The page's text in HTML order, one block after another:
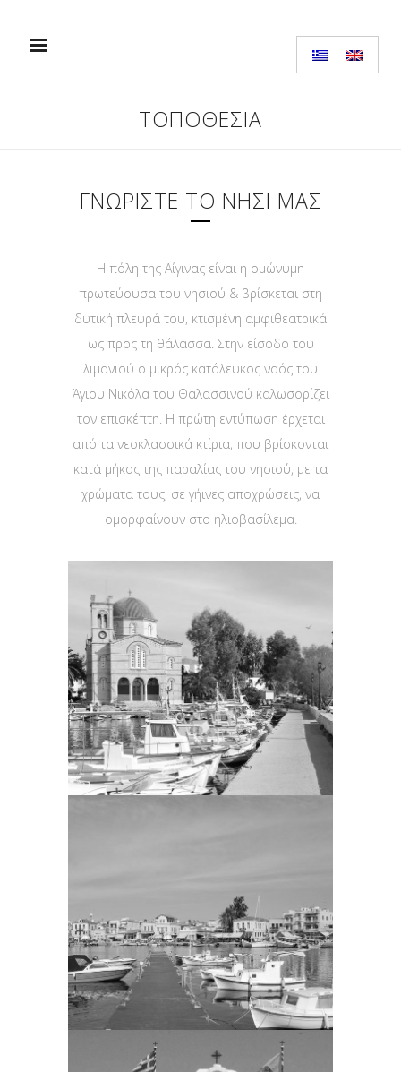
ΤΟΠΟΘΕΣΙΑ
ΓΝΩΡΙΣΤΕ ΤΟ ΝΗΣΙ ΜΑΣ
Η πόλη της Αίγινας είναι η ομώνυμη
πρωτεύουσα του νησιού & βρίσκεται στη
δυτική πλευρά του, κτισμένη αμφιθεατρικά
ως προς τη θάλασσα. Στην είσοδο του
λιμανιού ο μικρός κατάλευκος ναός του
Άγιου Νικόλα του Θαλασσινού καλωσορίζει
τον επισκέπτη. Η πρώτη εντύπωση έρχεται
από τα νεοκλασσικά κτίρια, που βρίσκονται
κατά μήκος της παραλίας του νησιού, με τα
χρώματα τους, σε γήινες αποχρώσεις, να
ομορφαίνουν στο ηλιοβασίλεμα.